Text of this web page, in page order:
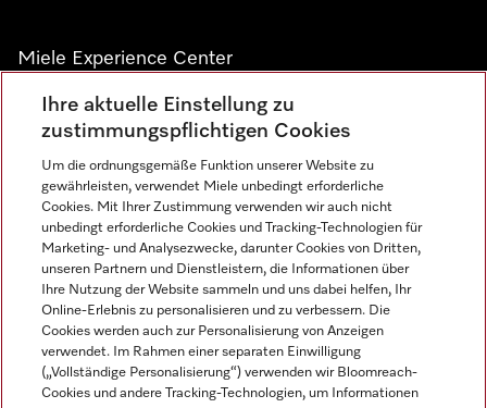
Miele Experience Center
Alle Miele Experience Center anzeigen
Newsletter
Miele auf Instagram
Miele auf Facebook
Miele auf Youtube
Ihre aktuelle Einstellung zu
zustimmungspflichtigen Cookies
Um die ordnungsgemäße Funktion unserer Website zu
gewährleisten, verwendet Miele unbedingt erforderliche
Cookies. Mit Ihrer Zustimmung verwenden wir auch nicht
unbedingt erforderliche Cookies und Tracking-Technologien für
Marketing- und Analysezwecke, darunter Cookies von Dritten,
unseren Partnern und Dienstleistern, die Informationen über
Ihre Nutzung der Website sammeln und uns dabei helfen, Ihr
Online-Erlebnis zu personalisieren und zu verbessern. Die
Cookies werden auch zur Personalisierung von Anzeigen
verwendet. Im Rahmen einer separaten Einwilligung
(„Vollständige Personalisierung“) verwenden wir Bloomreach-
Cookies und andere Tracking-Technologien, um Informationen